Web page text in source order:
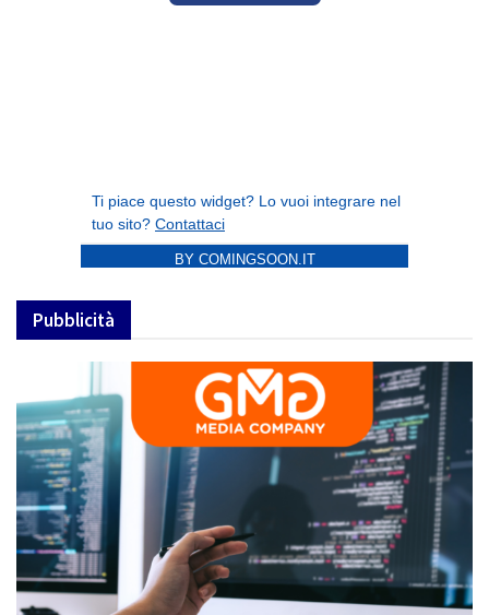
BY COMINGSOON.IT
Pubblicità